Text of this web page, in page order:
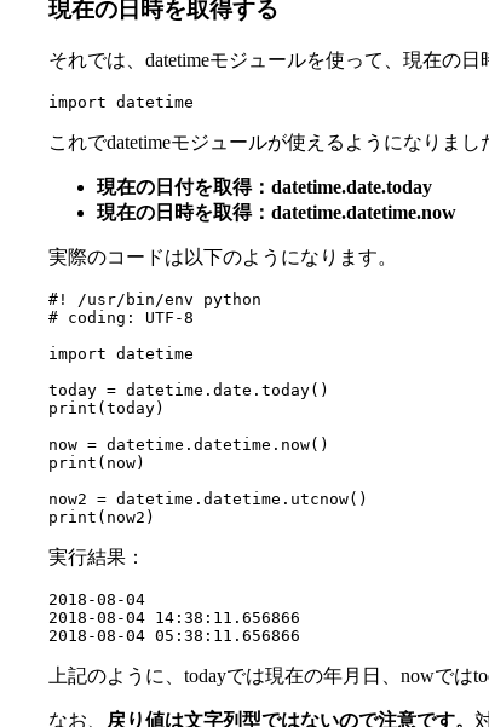
現在の日時を取得する
それでは、datetimeモジュールを使って、現在の
import datetime
これでdatetimeモジュールが使えるようになりま
現在の日付を取得：datetime.date.today
現在の日時を取得：datetime.datetime.now
実際のコードは以下のようになります。
#! /usr/bin/env python
# coding: UTF-8
import datetime
today = datetime.date.today()
print(today)
now = datetime.datetime.now()
print(now)
now2 = datetime.datetime.utcnow()
print(now2)
実行結果：
2018-08-04
2018-08-04 14:38:11.656866
2018-08-04 05:38:11.656866
上記のように、todayでは現在の年月日、nowで
なお、 戻り値は文字列型ではないので注意です。